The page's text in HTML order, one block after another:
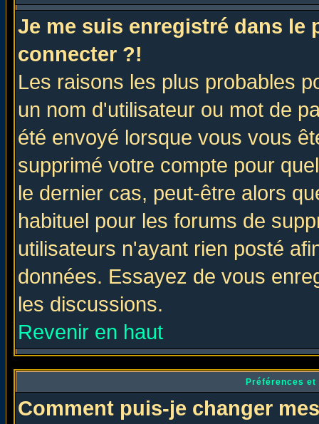
Je me suis enregistré dans le
connecter ?!
Les raisons les plus probables
un nom d'utilisateur ou mot de
été envoyé lorsque vous vous
supprimé votre compte pour
le dernier cas, peut-être alors
habituel pour les forums de
utilisateurs n'ayant rien posté
données. Essayez de vous
les discussions.
Revenir en haut
Préférences
Comment puis-je changer